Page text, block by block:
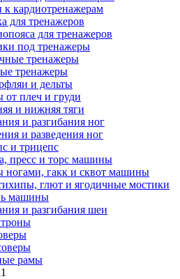
к кардиотренажерам
для тренажеров
для тренажеров
под тренажеры
тренажеры
и дельты
плеч и груди
и нижняя тяги
и разгибания ног
и разведения ног
и трицепс
пресс и торс машины
гакк и сквот машины
глют и ягодичные мостики
машины
и разгибания шеи
рамы